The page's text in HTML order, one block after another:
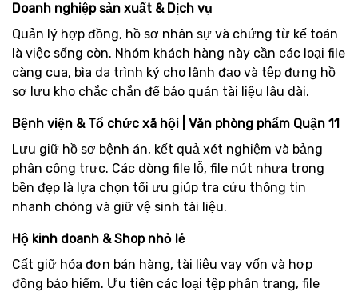
Doanh nghiệp sản xuất & Dịch vụ
Quản lý hợp đồng, hồ sơ nhân sự và chứng từ kế toán
là việc sống còn. Nhóm khách hàng này cần các loại file
càng cua, bìa da trình ký cho lãnh đạo và tệp đựng hồ
sơ lưu kho chắc chắn để bảo quản tài liệu lâu dài.
Bệnh viện & Tổ chức xã hội | Văn phòng phẩm Quận 11
Lưu giữ hồ sơ bệnh án, kết quả xét nghiệm và bảng
phân công trực. Các dòng file lỗ, file nút nhựa trong
bền đẹp là lựa chọn tối ưu giúp tra cứu thông tin
nhanh chóng và giữ vệ sinh tài liệu.
Hộ kinh doanh & Shop nhỏ lẻ
Cất giữ hóa đơn bán hàng, tài liệu vay vốn và hợp
đồng bảo hiểm. Ưu tiên các loại tệp phân trang, file